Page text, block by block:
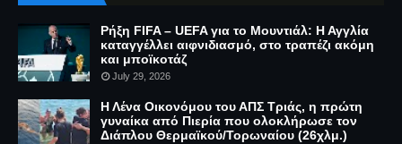
Ρήξη FIFA – UEFA για το Μουντιάλ: Η Αγγλία
καταγγέλλει αιφνιδιασμό, στο τραπέζι ακόμη
και μποϊκοτάζ
July 29, 2026
Η Λένα Οικονόμου του ΑΠΣ Τριάς, η πρώτη
γυναίκα από Πιερία που ολοκλήρωσε τον
Διάπλου Θερμαϊκού/Τορωναίου (26χλμ.)